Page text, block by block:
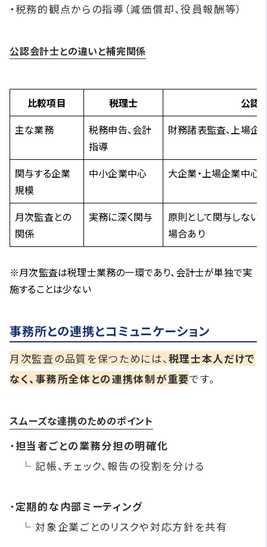
・税務的観点からの指導（減価償却、役員報酬等）
公認会計士との違いと補完関係
比較項目 税理士
公認
主な業務
税務申告、会計
指導
財務諸表監査、上場企
関与する企業
規模
中小企業中心 大企業・上場企業中心
月次監査との
関係
実務に深く関与
原則として関与しない
場合あり
※月次監査は税理士業務の一環であり、会計士が単独で実
施することは少ない
事務所との連携とコミュニケーション
月次監査の品質を保つためには、税理士本人だけで
なく、事務所全体との連携体制が重要です。
スムーズな連携のためのポイント
・担当者ごとの業務分担の明確化
└ 記帳、チェック、報告の役割を分ける
・定期的な内部ミーティング
└ 対象企業ごとのリスクや対応方針を共有